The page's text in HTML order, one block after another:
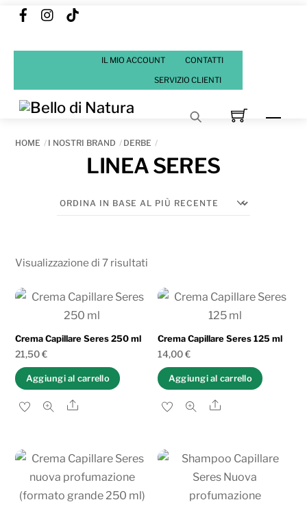
Skip
content
FacebookInstagram
IL MIO ACCOUNT CONTATTI
SERVIZIO CLIENTI
HOME I NOSTRI BRAND DERBE
LINEA SERES
Visualizzazione di 7 risultati
base
più
recente
Crema Capillare Seres 250 ml
21,50€
Aggiungi al carrello
Share
Crema Capillare Seres 125 ml
14,00€
Aggiungi al carrello
Share